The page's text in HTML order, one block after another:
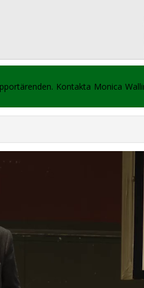
Kontakta Monica